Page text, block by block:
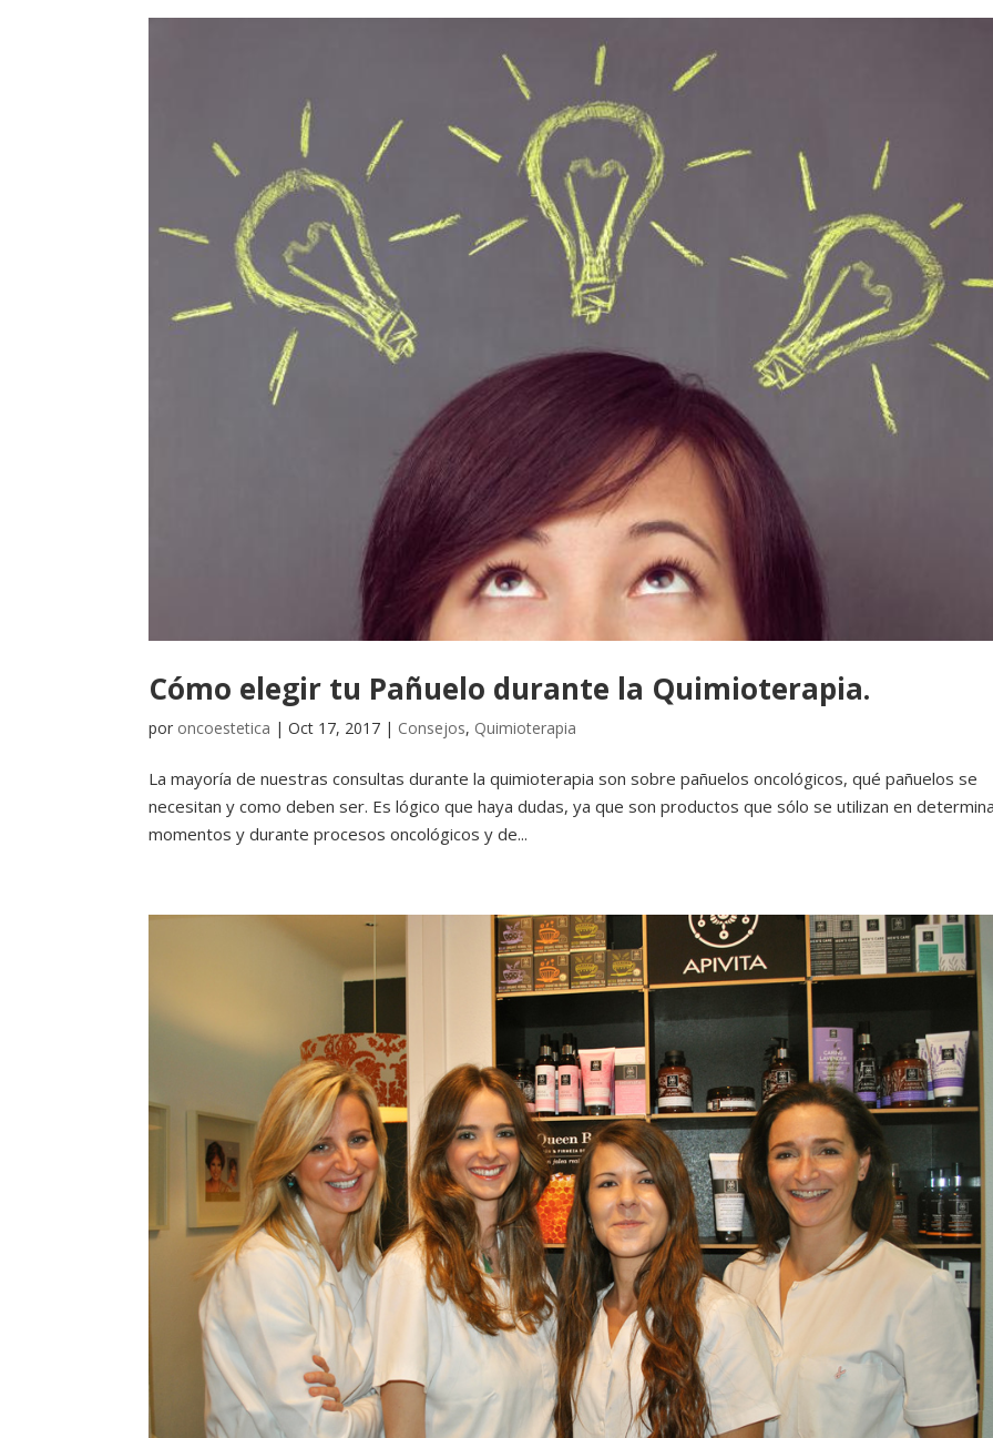
Cómo elegir tu Pañuelo durante la Quimioterapia.
por oncoestetica |Oct 17, 2017 | Consejos, Quimioterapia
La mayoría de nuestras consultas durante la quimioterapia son sobre pañuelos oncológicos, qué pañuelos se
necesitan y como deben ser. Es lógico que haya dudas, ya que son productos que sólo se utilizan en
momentos y durante procesos oncológicos y de...